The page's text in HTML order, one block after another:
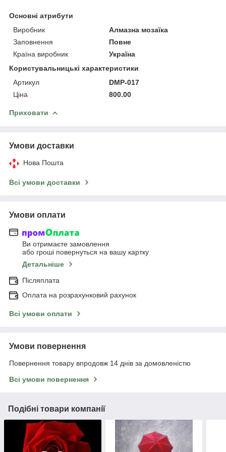
Основні атрибути
Виробник
Алмазна мозаїка
Заповнення
Повне
Країна виробник
Україна
Користувальницькі характеристики
Артикул
DMP-017
Ціна
800.00
Приховати
Умови доставки
Нова Пошта
Всі умови доставки
Умови оплати
Ви отримаєте замовлення
або гроші повернуться на вашу картку
Детальніше
Післяплата
Оплата на розрахунковий рахунок
Всі умови оплати
Умови повернення
Повернення товару впродовж 14 днів за домовленістю
Всі умови повернення
Подібні товари компанії